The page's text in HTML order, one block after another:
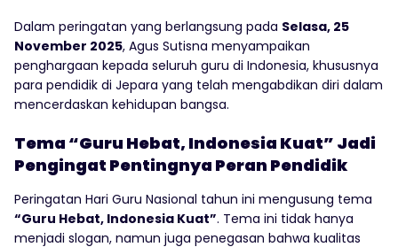
Dalam peringatan yang berlangsung pada Selasa, 25
November 2025, Agus Sutisna menyampaikan
penghargaan kepada seluruh guru di Indonesia, khususnya
para pendidik di Jepara yang telah mengabdikan diri dalam
mencerdaskan kehidupan bangsa.
Tema “Guru Hebat, Indonesia Kuat” Jadi
Pengingat Pentingnya Peran Pendidik
Peringatan Hari Guru Nasional tahun ini mengusung tema
“Guru Hebat, Indonesia Kuat”. Tema ini tidak hanya
menjadi slogan, namun juga penegasan bahwa kualitas